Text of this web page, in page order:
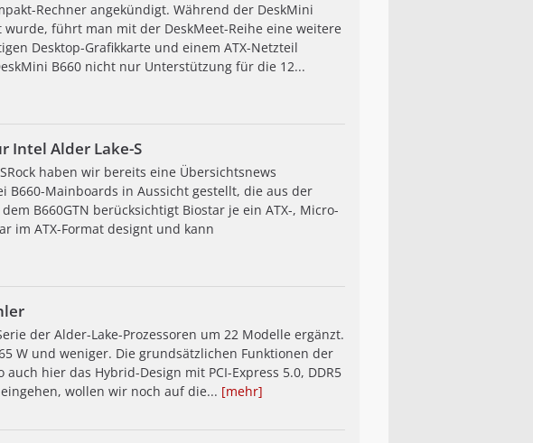
Rechner angekündigt. Während der DeskMini
führt man mit der DeskMeet-Reihe eine weitere
Desktop-Grafikkarte und einem ATX-Netzteil
B660 nicht nur Unterstützung für die 12...
Intel Alder Lake-S
haben wir bereits eine Übersichtsnews
Mainboards in Aussicht gestellt, die aus der
B660GTN berücksichtigt Biostar je ein ATX-, Micro-
im ATX-Format designt und kann
der Alder-Lake-Prozessoren um 22 Modelle ergänzt.
W und weniger. Die grundsätzlichen Funktionen der
hier das Hybrid-Design mit PCI-Express 5.0, DDR5
wollen wir noch auf die... [mehr]